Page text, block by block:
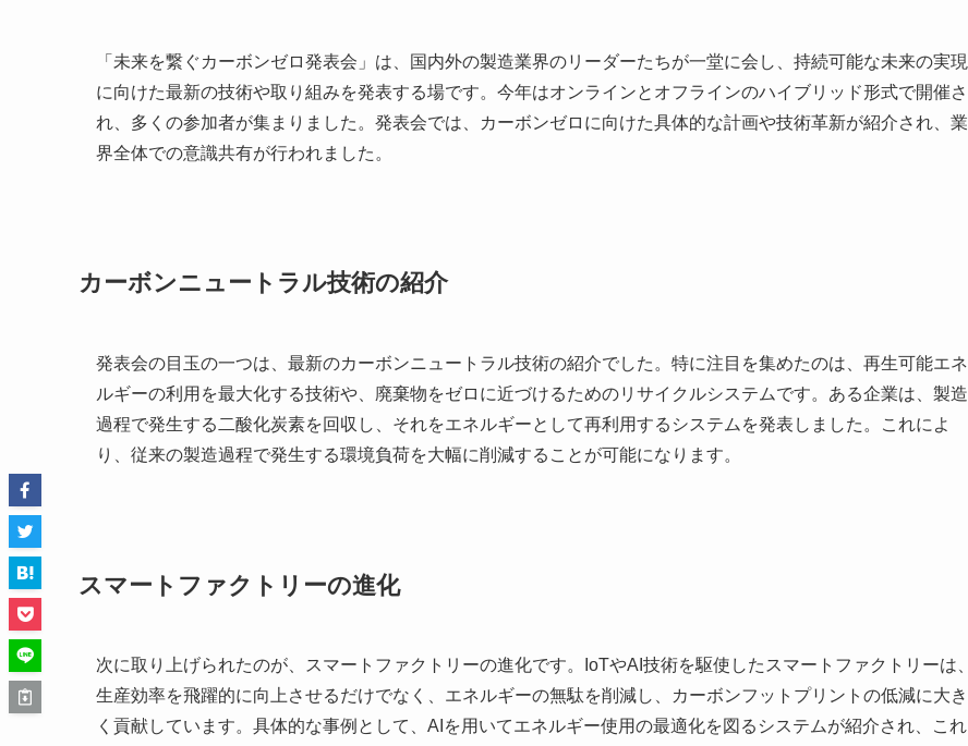
「未来を繋ぐカーボンゼロ発表会」は、国内外の製造業界のリーダーたちが一堂に会し、持続可能な未来の実現
に向けた最新の技術や取り組みを発表する場です。今年はオンラインとオフラインのハイブリッド形式で開催さ
れ、多くの参加者が集まりました。発表会では、カーボンゼロに向けた具体的な計画や技術革新が紹介され、業
界全体での意識共有が行われました。
カーボンニュートラル技術の紹介
発表会の目玉の一つは、最新のカーボンニュートラル技術の紹介でした。特に注目を集めたのは、再生可能エネ
ルギーの利用を最大化する技術や、廃棄物をゼロに近づけるためのリサイクルシステムです。ある企業は、製造
過程で発生する二酸化炭素を回収し、それをエネルギーとして再利用するシステムを発表しました。これによ
り、従来の製造過程で発生する環境負荷を大幅に削減することが可能になります。
スマートファクトリーの進化
次に取り上げられたのが、スマートファクトリーの進化です。IoTやAI技術を駆使したスマートファクトリーは、
生産効率を飛躍的に向上させるだけでなく、エネルギーの無駄を削減し、カーボンフットプリントの低減に大き
く貢献しています。具体的な事例として、AIを用いてエネルギー使用の最適化を図るシステムが紹介され、これ